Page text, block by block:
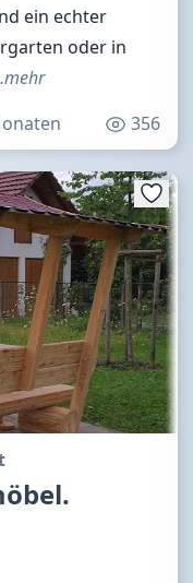
ein echter
oder in
356